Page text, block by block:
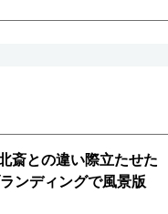
斎との違い際立たせた
ンディングで風景版